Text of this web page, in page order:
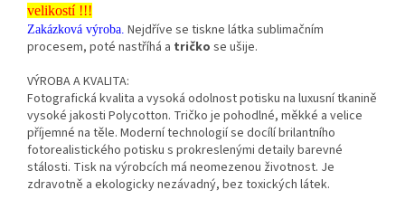
velikostí !!!
Zakázková výroba. Nejdříve se tiskne látka sublimačním
procesem, poté nastříhá a tričko se ušije.
VÝROBA A KVALITA:
Fotografická kvalita a vysoká odolnost potisku na luxusní tkanině
vysoké jakosti Polycotton. Tričko je pohodlné, měkké a velice
příjemné na těle. Moderní technologií se docílí brilantního
fotorealistického potisku s prokreslenými detaily barevné
stálosti. Tisk na výrobcích má neomezenou životnost. Je
zdravotně a ekologicky nezávadný, bez toxických látek.